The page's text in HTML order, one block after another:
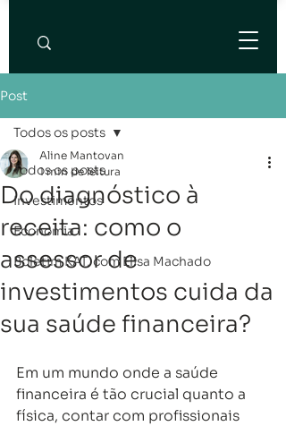
Post
Todos os posts
Investimentos
Economia
Boletim KAT, com Elisa Machado
Todos os posts
Do diagnóstico à
receita: como o
assessor de
investimentos cuida da
sua saúde financeira?
Aline Mantovan
1 min de leitura
Em um mundo onde a saúde
financeira é tão crucial quanto a
física, contar com profissionais